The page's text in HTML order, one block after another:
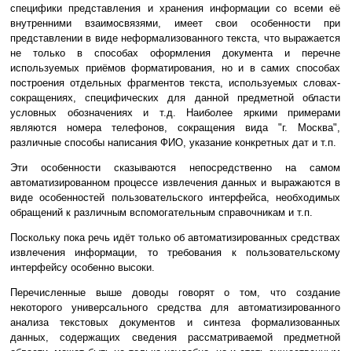
специфики представления и хранения информации со всеми её
внутренними взаимосвязями, имеет свои особенности при
представлении в виде неформализованного текста, что выражается
не только в способах оформления документа и перечне
используемых приёмов форматирования, но и в самих способах
построения отдельных фрагментов текста, используемых словах-
сокращениях, специфических для данной предметной области
условных обозначениях и т.д. Наиболее яркими примерами
являются номера телефонов, сокращения вида "г. Москва",
различные способы написания ФИО, указание конкретных дат и т.п.
Эти особенности сказываются непосредственно на самом
автоматизированном процессе извлечения данных и выражаются в
виде особенностей пользовательского интерфейса, необходимых
обращений к различным вспомогательным справочникам и т.п.
Поскольку пока речь идёт только об автоматизированных средствах
извлечения информации, то требования к пользовательскому
интерфейсу особенно высоки.
Перечисленные выше доводы говорят о том, что создание
некоторого универсального средства для автоматизированного
анализа текстовых документов и синтеза формализованных
данных, содержащих сведения рассматриваемой предметной